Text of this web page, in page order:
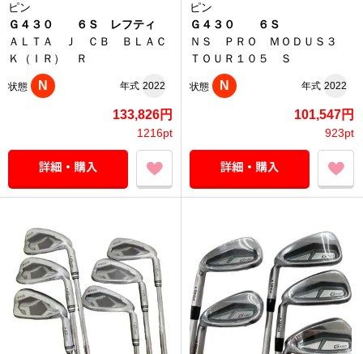
ピン
Ｇ４３０ ６Ｓ レフティ
ＡＬＴＡ Ｊ ＣＢ ＢＬＡＣ
Ｋ（ＩＲ） Ｒ
状態 N 年式 2022
133,826円
1216pt
ピン
Ｇ４３０ ６Ｓ
ＮＳ ＰＲＯ ＭＯＤＵＳ３
ＴＯＵＲ１０５ Ｓ
状態 N 年式 2022
101,547円
923pt